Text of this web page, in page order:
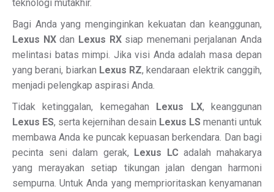
teknologi mutakhir.
Bagi Anda yang menginginkan kekuatan dan keanggunan,
Lexus NXdan Lexus RXsiap menemani perjalanan Anda
melintasi batas mimpi. Jika visi Anda adalah masa depan
yang berani, biarkan Lexus RZ, kendaraan elektrik canggih,
menjadi pelengkap aspirasi Anda.
Tidak ketinggalan, kemegahan Lexus LX, keanggunan
Lexus ES, serta kejernihan desain Lexus LS menanti untuk
membawa Anda ke puncak kepuasan berkendara. Dan bagi
pecinta seni dalam gerak, Lexus LCadalah mahakarya
yang merayakan setiap tikungan jalan dengan harmoni
sempurna. Untuk Anda yang memprioritaskan kenyamanan